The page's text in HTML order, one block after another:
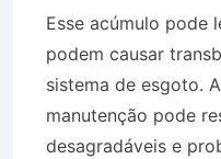
Esse acúmulo pode
podem causar
sistema de esgoto.
manutenção pode
desagradáveis e